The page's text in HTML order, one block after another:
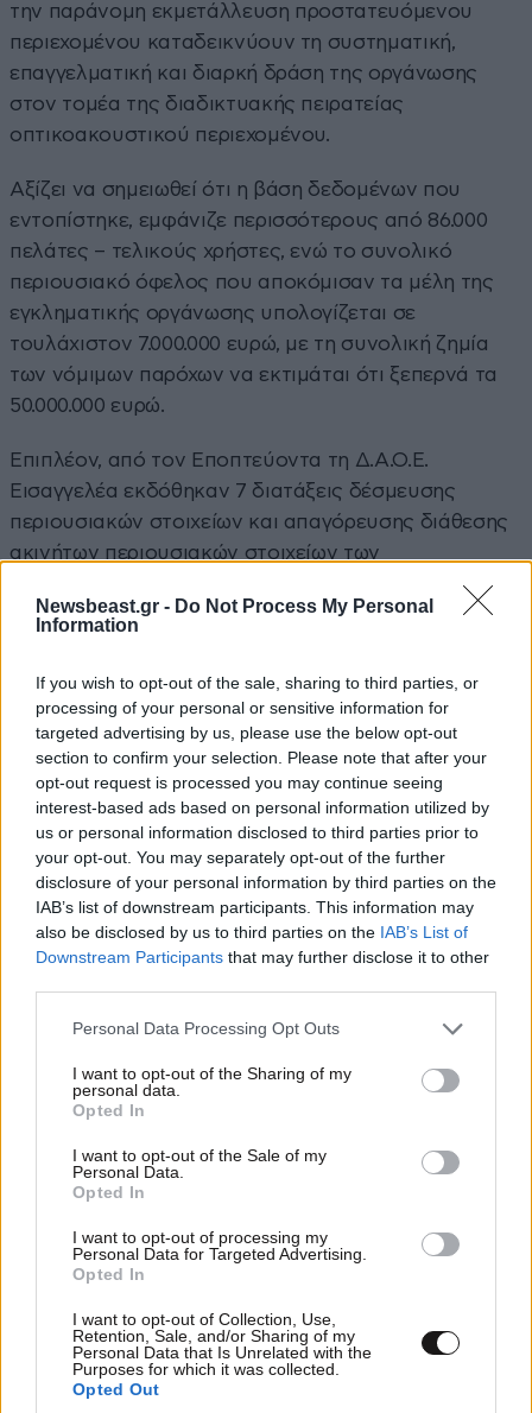
Newsbeast.gr - Do Not Process My Personal
Information
If you wish to opt-out of the sale, sharing to third parties, or
processing of your personal or sensitive information for
targeted advertising by us, please use the below opt-out
section to confirm your selection. Please note that after your
opt-out request is processed you may continue seeing
interest-based ads based on personal information utilized by
us or personal information disclosed to third parties prior to
your opt-out. You may separately opt-out of the further
disclosure of your personal information by third parties on the
IAB’s list of downstream participants. This information may
also be disclosed by us to third parties on the IAB’s List of
Downstream Participants that may further disclose it to other
Please note that this website/app uses one or more Google
not limited to your visit or usage behaviour. You may click to
grant or deny consent to Google and its third-party tags to
use your data for below specified purposes in below Google
consent section.
Personal Data Processing Opt Outs
I want to opt-out of the Sharing of my
personal data.
Opted In
I want to opt-out of the Sale of my
Personal Data.
Opted In
I want to opt-out of processing my
Personal Data for Targeted Advertising.
Opted In
I want to opt-out of Collection, Use,
Retention, Sale, and/or Sharing of my
Personal Data that Is Unrelated with the
Purposes for which it was collected.
Opted Out
την παράνομη εκμετάλλευση προστατευόμενου
περιεχομένου καταδεικνύουν τη συστηματική,
επαγγελματική και διαρκή δράση της οργάνωσης
στον τομέα της διαδικτυακής πειρατείας
οπτικοακουστικού περιεχομένου.
Αξίζει να σημειωθεί ότι η βάση δεδομένων που
εντοπίστηκε, εμφάνιζε περισσότερους από 86.000
πελάτες – τελικούς χρήστες, ενώ το συνολικό
περιουσιακό όφελος που αποκόμισαν τα μέλη της
εγκληματικής οργάνωσης υπολογίζεται σε
τουλάχιστον 7.000.000 ευρώ, με τη συνολική ζημία
των νόμιμων παρόχων να εκτιμάται ότι ξεπερνά τα
50.000.000 ευρώ.
Επιπλέον, από τον Εποπτεύοντα τη Δ.Α.Ο.Ε.
Εισαγγελέα εκδόθηκαν 7 διατάξεις δέσμευσης
περιουσιακών στοιχείων και απαγόρευσης διάθεσης
ακινήτων περιουσιακών στοιχείων των
ΑκολουθήστετοNewsbeastστο Viber και
Διαβάστε σχετικά
86.000 πελάτες εξαρθρώθηκε από
την ΕΛ.ΑΣ. – Πάνω από 7.000.000